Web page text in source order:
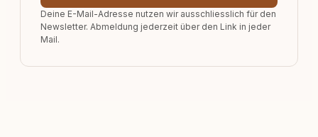
Deine E-Mail-Adresse nutzen wir ausschliesslich für den
Newsletter. Abmeldung jederzeit über den Link in jeder
Mail.